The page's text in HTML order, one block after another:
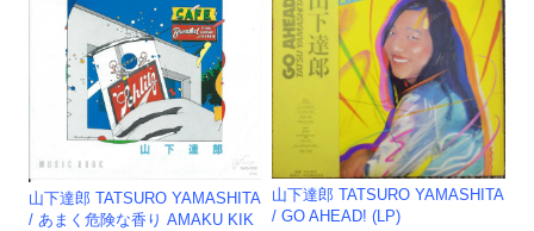
山下達郎 TATSURO YAMASHITA
/ あまく危険な香り AMAKU KIK
山下達郎 TATSURO YAMASHITA
/ GO AHEAD! (LP)